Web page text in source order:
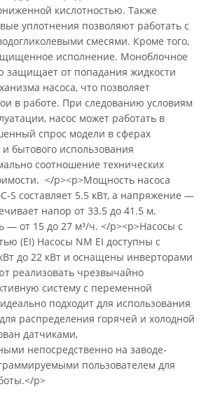
кислотностью. Также
уплотнения позволяют работать с
смесями. Кроме того,
исполнение. Моноблочное
защищает от попадания жидкости
насоса, что позволяет
в работе. При следованию условиям
насос может работать в
спрос модели в сферах
бытового использования
соотношение технических
</p><p>Мощность насоса
S составляет 5.5 кВт, а напряжение —
напор от 33.5 до 41.5 м,
— от 15 до 27 м³/ч. </p><p>Насосы с
(EI) Насосы NM EI доступны с
до 22 кВт и оснащены инверторами
реализовать чрезвычайно
систему с переменной
подходит для использования
распределения горячей и холодной
датчиками,
непосредственно на заводе-
пользователем для
p>